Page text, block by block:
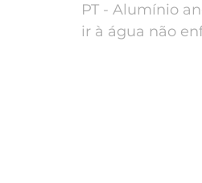
PT - Alumínio
ir à água não